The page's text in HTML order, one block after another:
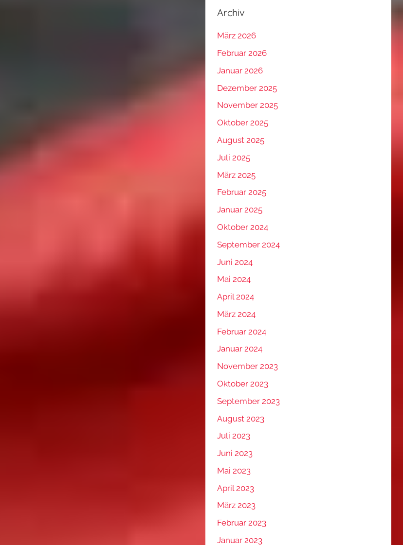
Archiv
März 2026
Februar 2026
Januar 2026
Dezember 2025
November 2025
Oktober 2025
August 2025
Juli 2025
März 2025
Februar 2025
Januar 2025
Oktober 2024
September 2024
Juni 2024
Mai 2024
April 2024
März 2024
Februar 2024
Januar 2024
November 2023
Oktober 2023
September 2023
August 2023
Juli 2023
Juni 2023
Mai 2023
April 2023
März 2023
Februar 2023
Januar 2023